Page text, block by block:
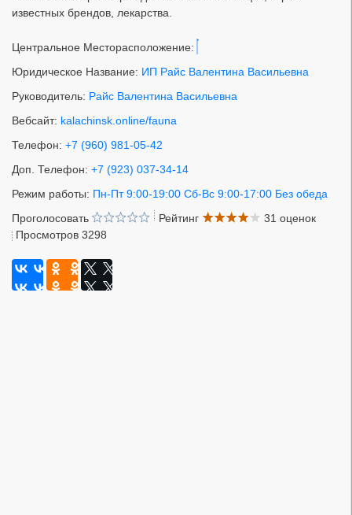
известных брендов, лекарства.
Центральное Месторасположение:
Юридическое Название: ИП Райс Валентина Васильевна
Руководитель: Райс Валентина Васильевна
Вебсайт: kalachinsk.online/fauna
Телефон: +7 (960) 981-05-42
Доп. Телефон: +7 (923) 037-34-14
Режим работы: Пн-Пт 9:00-19:00 Сб-Вс 9:00-17:00 Без обеда
Проголосовать
Рейтинг
31 оценок
Просмотров 3298